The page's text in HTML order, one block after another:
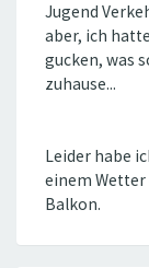
Jugend
aber, ich
gucken, was
zuhause...
Leider habe
einem Wetter
Balkon.